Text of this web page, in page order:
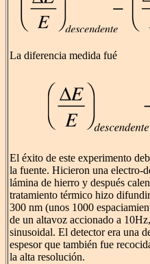
La diferencia medida fué
El éxito de este experimento
la fuente. Hicieron una electro-
lámina de hierro y después
tratamiento térmico hizo
300 nm (unos 1000
de un altavoz accionado a
sinusoidal. El detector era una
espesor que también fue
la alta resolución.